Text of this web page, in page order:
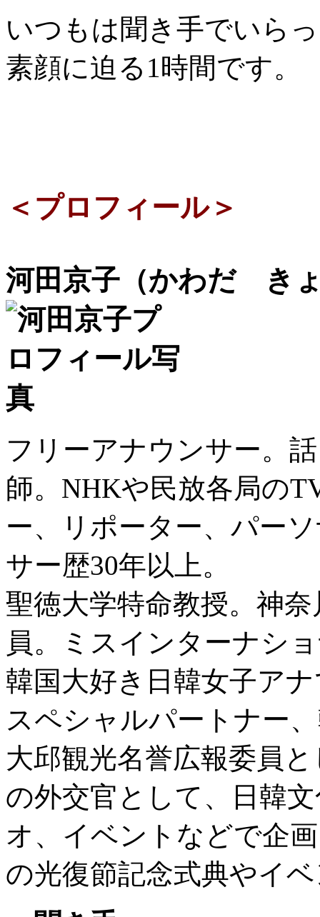
いつもは聞き手でいら
素顔に迫る1時間です。
＜プロフィール＞
河田京子（かわだ き
フリーアナウンサー。
師。NHKや民放各局の
ー、リポーター、パー
サー歴30年以上。
聖徳大学特命教授。神
員。ミスインターナシ
韓国大好き日韓女子ア
スペシャルパートナー
大邱観光名誉広報委員
の外交官として、日韓
オ、イベントなどで企
の光復節記念式典やイ